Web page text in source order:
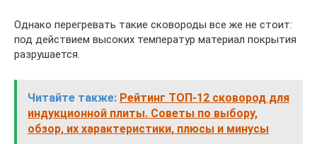
Однако перегревать такие сковороды все же не стоит:
под действием высоких температур материал покрытия
разрушается.
Читайте также: Рейтинг ТОП-12 сковород для
индукционной плиты. Советы по выбору,
обзор, их характеристики, плюсы и минусы